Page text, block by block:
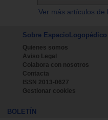
Ver más artículos
Sobre EspacioLogopédico
Quienes somos
Aviso Legal
Colabora con nosotros
Contacta
ISSN 2013-0627
Gestionar cookies
BOLETÍN